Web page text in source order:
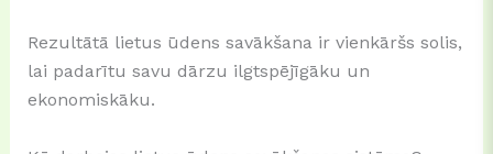
Rezultātā lietus ūdens savākšana ir vienkāršs solis,
lai padarītu savu dārzu ilgtspējīgāku un
ekonomiskāku.